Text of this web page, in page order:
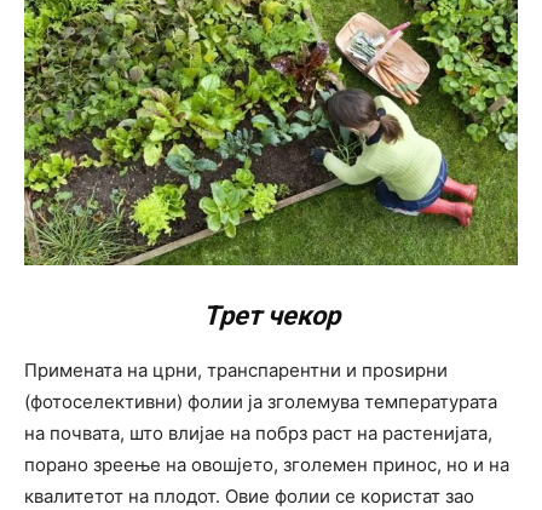
Трет чекор
Примената на црни, транспарентни и проsирни
(фотоселективни) фолии ја зголемува температурата
на почвата, што влијае на побрз раст на растенијата,
порано зреење на овошјето, зголемен принос, но и на
квалитетот на плодот. Овие фолии се користат зао